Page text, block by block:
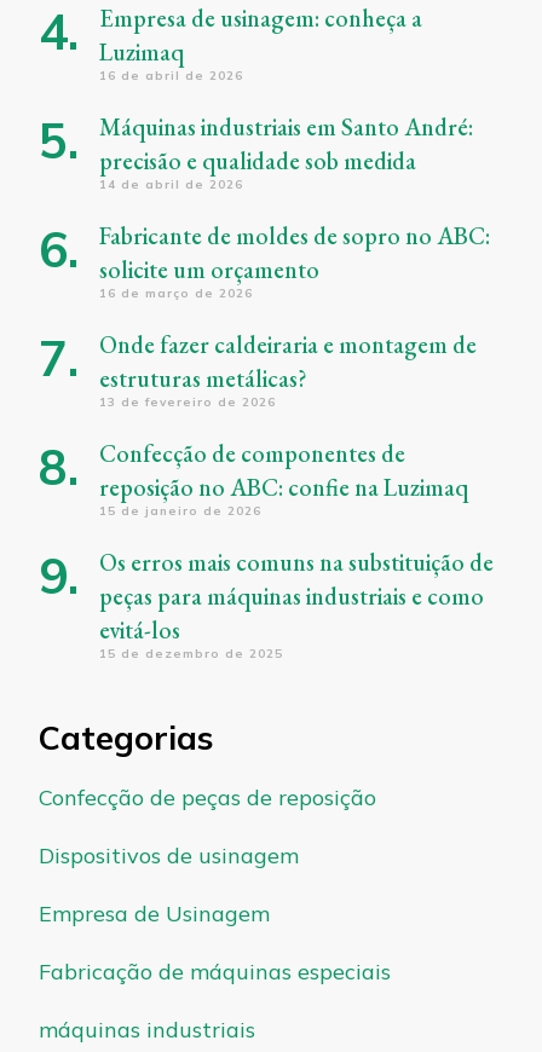
Empresa de usinagem: conheça a
Luzimaq
16 de abril de 2026
Máquinas industriais em Santo André:
precisão e qualidade sob medida
14 de abril de 2026
Fabricante de moldes de sopro no ABC:
solicite um orçamento
16 de março de 2026
Onde fazer caldeiraria e montagem de
estruturas metálicas?
13 de fevereiro de 2026
Confecção de componentes de
reposição no ABC: confie na Luzimaq
15 de janeiro de 2026
Os erros mais comuns na substituição de
peças para máquinas industriais e como
evitá-los
15 de dezembro de 2025
Categorias
Confecção de peças de reposição
Dispositivos de usinagem
Empresa de Usinagem
Fabricação de máquinas especiais
máquinas industriais